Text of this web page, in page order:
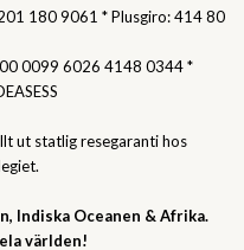
180 9061 * Plusgiro: 414 80
0099 6026 4148 0344 *
ut statlig resegaranti hos
Indiska Oceanen & Afrika.
världen!